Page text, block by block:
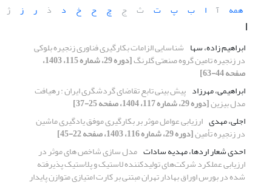
همه
آ ا ب پ ت ث ج چ ح خ د ذ ر ز ژ
ا
ابراهیم زاده، سها شناسایی الزامات بکارگیری فناوری زنجیره بلوکی
در زنجیره تامین گروه صنعتی گلرنگ [دوره 29، شماره 115، 1403،
صفحه 44-63]
ابراهیمی، مهرزاد پیش بینی تابع تقاضای گردشگری ایران : رهیافت
مدل بیزین[دوره 29، شماره 117، 1404، صفحه 25-37]
اجلی، مهدی ارزیابی عوامل موثر بر بکارگیری موفق یادگیری ماشین
در زنجیره تأمین[دوره 29، شماره 116، 1403، صفحه 22-45]
احدی شعار اردها، مهدیه سادات مدل سازی شاخص های موثر در
ارزیابی عملکرد شرکت‌های تولیدکننده لاستیک و پلاستیک پذیرفته
‌شده در بورس اوراق بهادار تهران مبتنی بر کارت امتیازی متوازن پایدار